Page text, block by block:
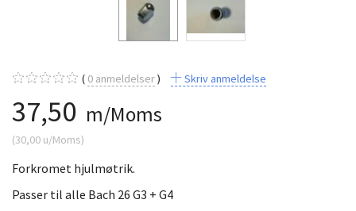
0 anmeldelser Skriv anmeldelse
37,50 m/Moms
(30,00 u/Moms)
Forkromet hjulmøtrik.
Passer til alle Bach 26 G3 + G4